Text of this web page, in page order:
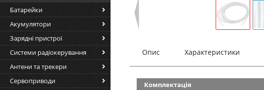
Батарейки
Акумулятори
Зарядні пристрої
Системи радіокерування
Антени та трекери
Сервоприводи
Опис Характеристики
Комплектація